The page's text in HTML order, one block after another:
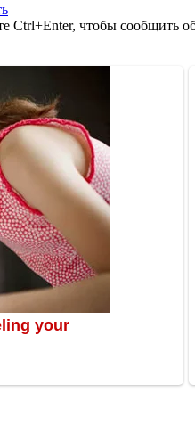
Ctrl+Enter, чтобы сообщить